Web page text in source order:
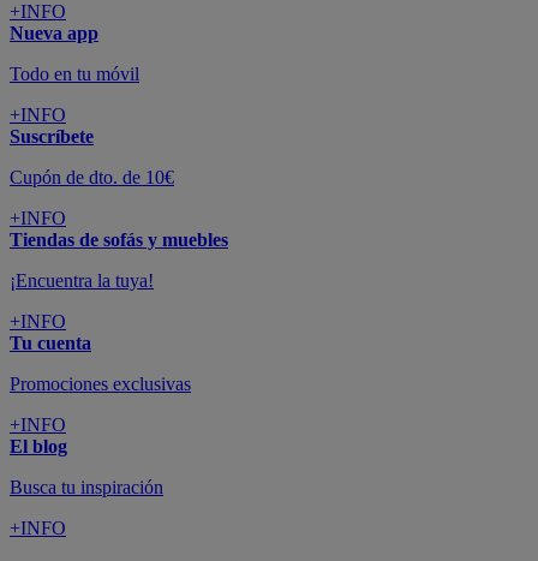
+INFO
Nueva app
Todo en tu móvil
+INFO
Suscríbete
Cupón de dto. de 10€
+INFO
Tiendas de sofás y muebles
¡Encuentra la tuya!
+INFO
Tu cuenta
Promociones exclusivas
+INFO
El blog
Busca tu inspiración
+INFO